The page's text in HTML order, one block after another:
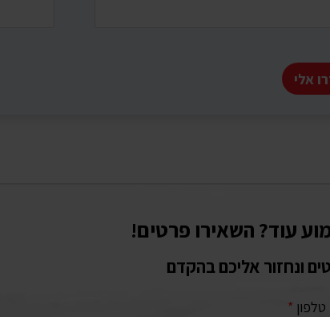
אלי
עוד? השאירו פרטים!
ונחזור אליכם בהקדם
טלפון *